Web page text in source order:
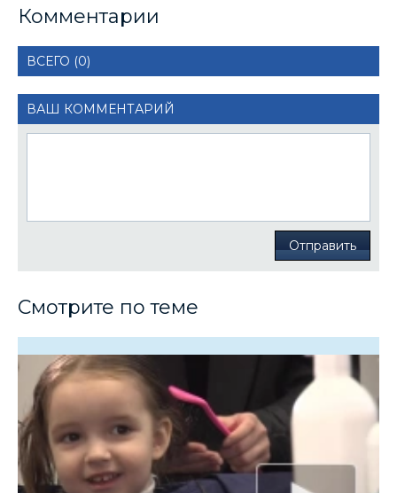
Комментарии
ВСЕГО (0)
ВАШ КОММЕНТАРИЙ
Отправить
Смотрите по теме